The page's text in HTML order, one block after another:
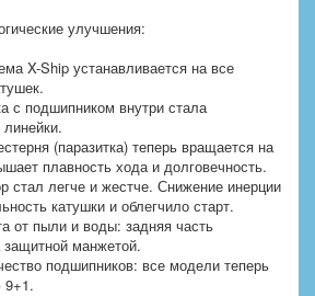
улучшения:
X-Ship устанавливается на все
с подшипником внутри стала
(паразитка) теперь вращается на
плавность хода и долговечность.
стал легче и жестче. Снижение инерции
катушки и облегчило старт.
от пыли и воды: задняя часть
манжетой.
подшипников: все модели теперь
9+1.